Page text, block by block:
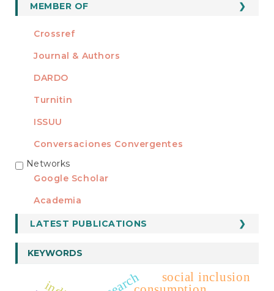
MEMBER OF
Crossref
Journal & Authors
DARDO
Turnitin
ISSUU
Conversaciones Convergentes
REDES
Networks
Google Scholar
Academia
LATEST PUBLICATIONS
KEYWORDS
social inclusion